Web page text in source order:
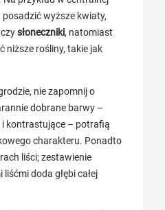
wyższe kwiaty,
słoneczniki, natomiast
niższe rośliny, takie jak
nie zapomnij o
dobrane barwy –
kontrastujące – potrafią
charakteru. Ponadto
liści; zestawienie
doda głębi całej